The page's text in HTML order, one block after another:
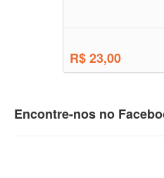
R$ 23,00
Encontre-nos no